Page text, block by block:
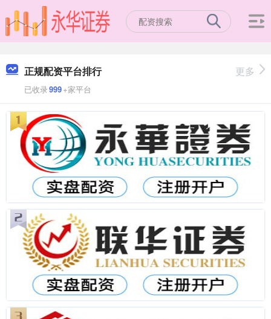
正规配资平台排行
已收录999+家平台
更多